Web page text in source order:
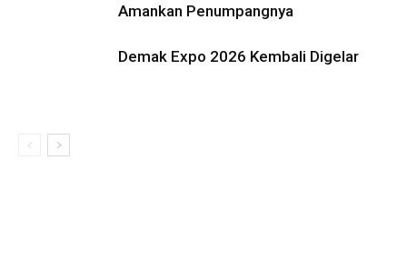
Amankan Penumpangnya
Demak Expo 2026 Kembali Digelar